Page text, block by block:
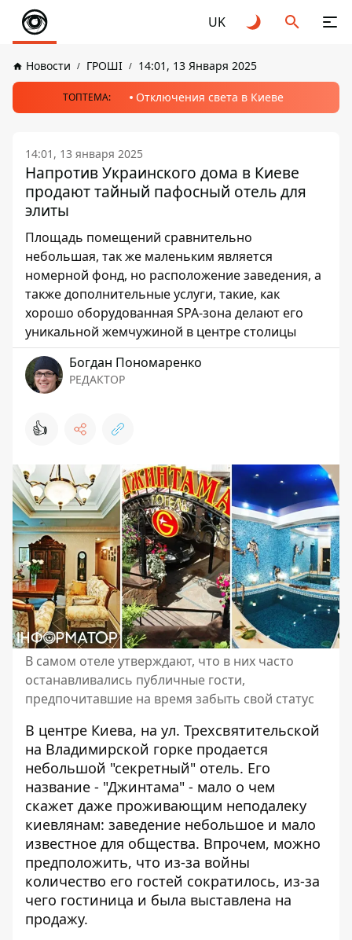
UK
Новости ГРОШІ 14:01, 13 Января 2025
ТОПТЕМА: Отключения света в Киеве
14:01, 13 января 2025
Напротив Украинского дома в Киеве
продают тайный пафосный отель для
элиты
Площадь помещений сравнительно
небольшая, так же маленьким является
номерной фонд, но расположение заведения, а
также дополнительные услуги, такие, как
хорошо оборудованная SPA-зона делают его
уникальной жемчужиной в центре столицы
Богдан Пономаренко
РЕДАКТОР
👍
В самом отеле утверждают, что в них часто
останавливались публичные гости,
предпочитавшие на время забыть свой статус
В центре Киева, на ул. Трехсвятительской
на Владимирской горке продается
небольшой "секретный" отель. Его
название - "Джинтама" - мало о чем
скажет даже проживающим неподалеку
киевлянам: заведение небольшое и мало
известное для общества. Впрочем, можно
предположить, что из-за войны
количество его гостей сократилось, из-за
чего гостиница и была выставлена ​​на
продажу.